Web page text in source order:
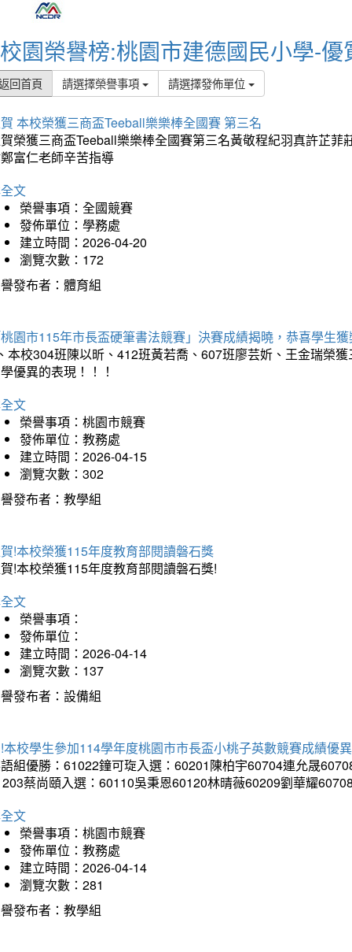
校園榮譽榜:桃園市建德國民小學-優
回首頁 請選擇榮譽事項 請選擇發佈單位
本校榮獲三商盃Teeball樂樂棒全國賽 第三名
榮獲三商盃Teeball樂樂棒全國賽第三名黃敬程紀羽真許芷
富仁老師辛苦指導
文
榮譽事項：全國競賽
發佈單位：學務處
建立時間：2026-04-20
瀏覽次數：172
發布者：體育組
園市115年市長盃硬筆書法競賽」決賽成績揭曉，恭喜學生
本校304班陳以昕、412班黃若喬、607班廖芸妡、王金瑞榮
優異的表現！！！
文
榮譽事項：桃園市競賽
發佈單位：教務處
建立時間：2026-04-15
瀏覽次數：302
發布者：教學組
!本校榮獲115年度教育部閱讀磐石獎
!本校榮獲115年度教育部閱讀磐石獎!
文
榮譽事項：
發佈單位：
建立時間：2026-04-14
瀏覽次數：137
發布者：設備組
本校學生參加114學年度桃園市市長盃小桃子英數競賽成績優
組優勝：61022鐘可琁入選：60201陳柏宇60704連允晟
蔡尚頤入選：60110吳秉恩60120林晴薇60209劉華耀
文
榮譽事項：桃園市競賽
發佈單位：教務處
建立時間：2026-04-14
瀏覽次數：281
發布者：教學組